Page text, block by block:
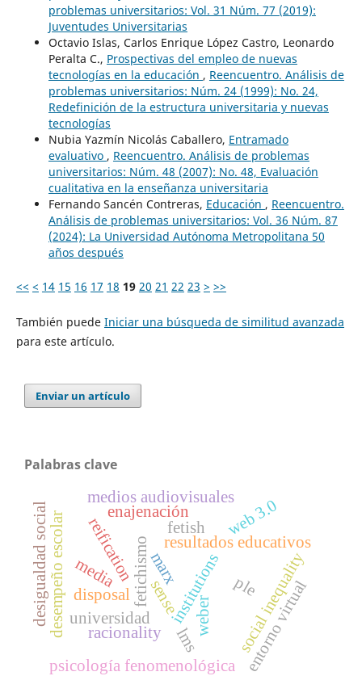
problemas universitarios: Vol. 31 Núm. 77 (2019):
Juventudes Universitarias
Octavio Islas, Carlos Enrique López Castro, Leonardo
Peralta C., Prospectivas del empleo de nuevas
tecnologías en la educación , Reencuentro. Análisis de
problemas universitarios: Núm. 24 (1999): No. 24,
Redefinición de la estructura universitaria y nuevas
tecnologías
Nubia Yazmín Nicolás Caballero, Entramado
evaluativo , Reencuentro. Análisis de problemas
universitarios: Núm. 48 (2007): No. 48, Evaluación
cualitativa en la enseñanza universitaria
Fernando Sancén Contreras, Educación , Reencuentro.
Análisis de problemas universitarios: Vol. 36 Núm. 87
(2024): La Universidad Autónoma Metropolitana 50
años después
<< < 14 15 16 17 18 19 20 21 22 23 > >>
También puede Iniciar una búsqueda de similitud avanzada
para este artículo.
Enviar un artículo
Palabras clave
universidad
fetichismo resultados educativos
desempeño escolar social inequality
desigualdad social
racionality weber
institutions
fetish
disposal
reification
enajenación
marx
media
medios audiovisuales
ple
lms entorno virtual
web 3.0
psicología fenomenológica
sense